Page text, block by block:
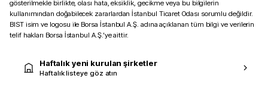
gösterilmekle birlikte, olası hata, eksiklik, gecikme veya bu bilgilerin
kullanımından doğabilecek zararlardan İstanbul Ticaret Odası sorumlu değildir.
BIST isim ve logosu ile Borsa İstanbul A.Ş. adına açıklanan tüm bilgi ve verilerin
telif hakları Borsa İstanbul A.Ş.’ye aittir.
Haftalık yeni kurulan şirketler
Haftalık listeye göz atın